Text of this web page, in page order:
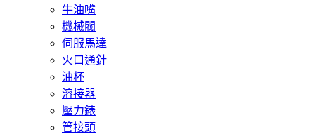
牛油嘴
機械閥
伺服馬達
火口通針
油杯
溶接器
壓力錶
管接頭